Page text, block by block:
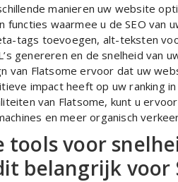
manieren uw website
functies waarmee u de SEO van
tags toevoegen, alt-teksten
genereren en de snelheid van
van Flatsome ervoor dat uw
impact heeft op uw ranking
van Flatsome, kunt u
en meer organisch
tools voor
belangrijk voor